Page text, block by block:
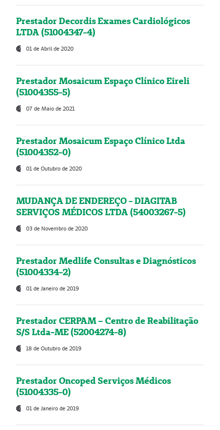
Prestador Decordis Exames Cardiológicos
LTDA (51004347-4)
01 de Abril de 2020
Prestador Mosaicum Espaço Clínico Eireli
(51004355-5)
07 de Maio de 2021
Prestador Mosaicum Espaço Clínico Ltda
(51004352-0)
01 de Outubro de 2020
MUDANÇA DE ENDEREÇO - DIAGITAB
SERVIÇOS MÉDICOS LTDA (54003267-5)
03 de Novembro de 2020
Prestador Medlife Consultas e Diagnósticos
(51004334-2)
01 de Janeiro de 2019
Prestador CERPAM – Centro de Reabilitação
S/S Ltda-ME (52004274-8)
18 de Outubro de 2019
Prestador Oncoped Serviços Médicos
(51004335-0)
01 de Janeiro de 2019